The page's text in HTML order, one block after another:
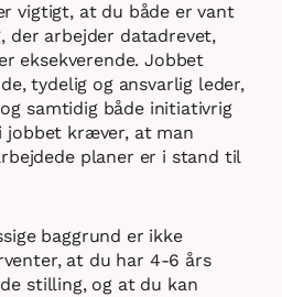
vigtigt, at du både er vant
der arbejder datadrevet,
eksekverende. Jobbet
tydelig og ansvarlig leder,
samtidig både initiativrig
jobbet kræver, at man
planer er i stand til
baggrund er ikke
at du har 4-6 års
stilling, og at du kan